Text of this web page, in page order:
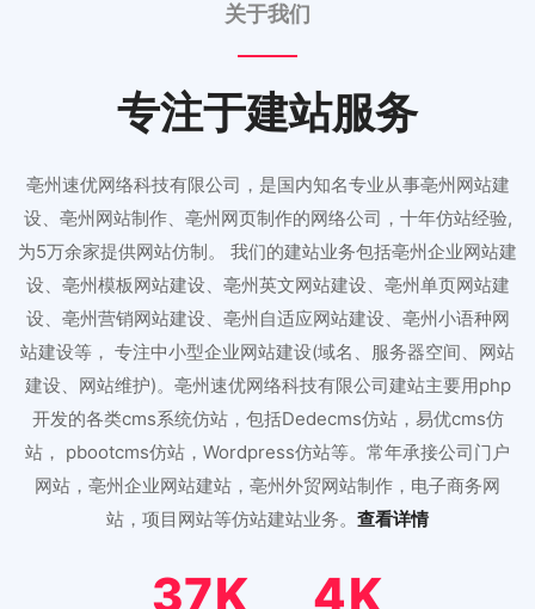
关于我们
专注于建站服务
亳州速优网络科技有限公司，是国内知名专业从事亳州网站建
设、亳州网站制作、亳州网页制作的网络公司，十年仿站经验,
为5万余家提供网站仿制。 我们的建站业务包括亳州企业网站建
设、亳州模板网站建设、亳州英文网站建设、亳州单页网站建
设、亳州营销网站建设、亳州自适应网站建设、亳州小语种网
站建设等， 专注中小型企业网站建设(域名、服务器空间、网站
建设、网站维护)。亳州速优网络科技有限公司建站主要用php
开发的各类cms系统仿站，包括Dedecms仿站，易优cms仿
站， pbootcms仿站，Wordpress仿站等。常年承接公司门户
网站，亳州企业网站建站，亳州外贸网站制作，电子商务网
站，项目网站等仿站建站业务。 查看详情
43 4